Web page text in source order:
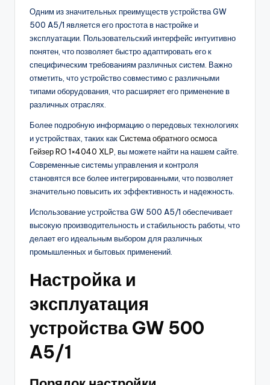
Одним из значительных преимуществ устройства GW
500 A5/1 является его простота в настройке и
эксплуатации. Пользовательский интерфейс интуитивно
понятен, что позволяет быстро адаптировать его к
специфическим требованиям различных систем. Важно
отметить, что устройство совместимо с различными
типами оборудования, что расширяет его применение в
различных отраслях.
Более подробную информацию о передовых технологиях
и устройствах, таких какСистема обратного осмоса
Гейзер RO 1×4040 XLP , вы можете найти на нашем сайте.
Современные системы управления и контроля
становятся все более интегрированными, что позволяет
значительно повысить их эффективность и надежность.
Использование устройства GW 500 A5/1 обеспечивает
высокую производительность и стабильность работы, что
делает его идеальным выбором для различных
промышленных и бытовых применений.
Настройка и
эксплуатация
устройства GW 500
A5/1